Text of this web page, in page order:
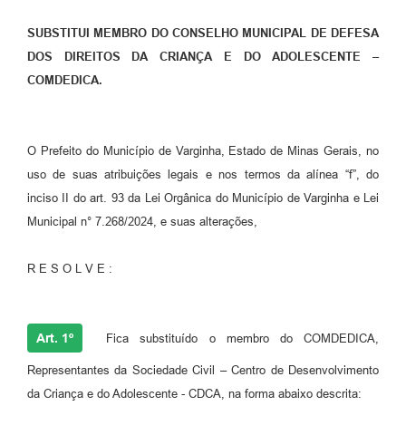
SUBSTITUI MEMBRO DO CONSELHO MUNICIPAL DE DEFESA
DOS DIREITOS DA CRIANÇA E DO ADOLESCENTE –
COMDEDICA.
O Prefeito do Município de Varginha, Estado de Minas Gerais, no
uso de suas atribuições legais e nos termos da alínea “f”, do
inciso II do art. 93 da Lei Orgânica do Município de Varginha e Lei
Municipal n° 7.268/2024, e suas alterações,
R E S O L V E :
Art. 1º Fica substituído o membro do COMDEDICA,
Representantes da Sociedade Civil – Centro de Desenvolvimento
da Criança e do Adolescente - CDCA, na forma abaixo descrita: